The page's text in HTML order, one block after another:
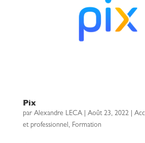
Pix
par Alexandre LECA| Août 23, 2022|
et professionnel , Formation